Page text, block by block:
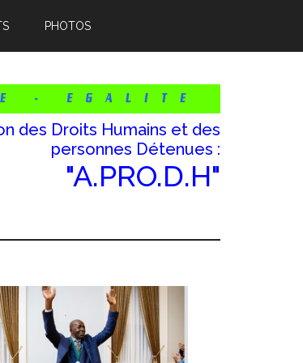
PHOTOS
des Droits Humains et des
personnes Détenues :
"A.PRO.D.H"